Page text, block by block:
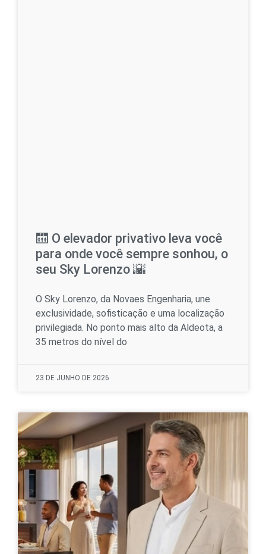
🛗 O elevador privativo leva você
para onde você sempre sonhou, o
seu Sky Lorenzo 🌇
O Sky Lorenzo, da Novaes Engenharia, une
exclusividade, sofisticação e uma localização
privilegiada. No ponto mais alto da Aldeota, a
35 metros do nível do
23 DE JUNHO DE 2026